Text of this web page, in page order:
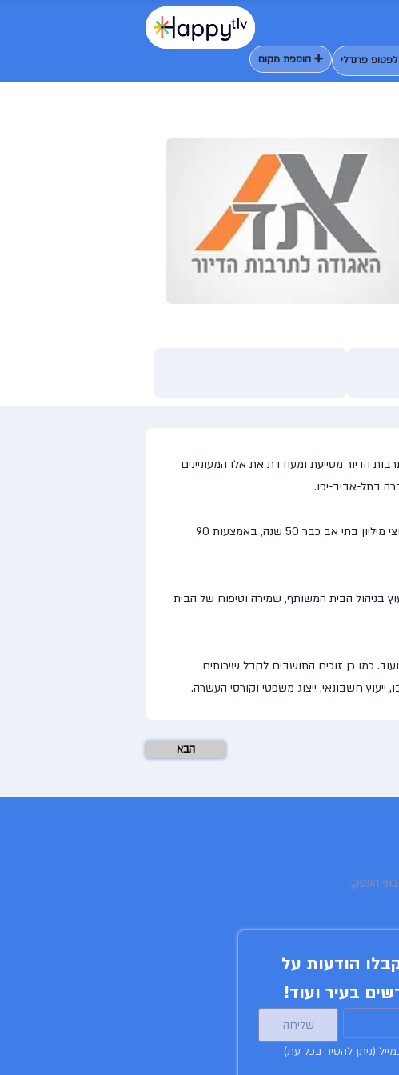
פרנדלי ➕ הוספת מקום
הדיור מסייעת ומעודדת את אלו המעוניינים
בתל-אביב-יפו.
האגודה לתרבות הדיור נוסדה בשנת 1964 כעמותת מלכ"ר, ע"י ממשלת ישראל ומשרד השיכון האגודה משרתת כחצי מיליון בתי אב כבר 50 שנה, באמצעות 90
בניהול הבית המשותף, שמירה וטיפוח של הבית
כמו כן זוכים התושבים לקבל שירותים
הבא
בעיר ועוד!
שליחה
(ניתן להסיר בכל עת)